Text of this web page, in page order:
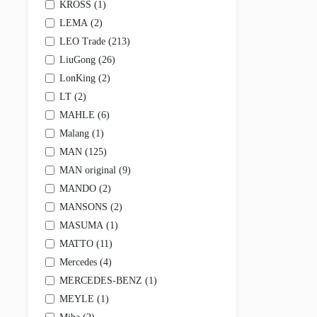
Другое
Система охлаждения
Интеркулеры
Крышки радиатора
Насосы охлаждения
Патрубки и трубки
Радиаторы охлаждения и отопителя
Расширительные бачки
Термостаты
Уплотнения, прокладки, сальники термостата и
Другое
Фары и фонари
Фары
Фонари
Электрооборудование
Аккумуляторы
Блоки и модули управления
Генераторы
Датчики, актуаторы, соленоиды
Кнопки, выключатели, переключатели
Мультимедиа и электроприборы
KROSS (1 )
LEMA (2)
LEO Trade (213)
LiuGong (26)
LonKing (2)
LT (2)
MAHLE (6)
Malang (1 )
MAN (125)
MAN original (9)
MANDO (2)
MANSONS (2)
MASUMA (1 )
MATTO (11 )
Mercedes (4)
MERCEDES-BENZ (1 )
MEYLE (1 )